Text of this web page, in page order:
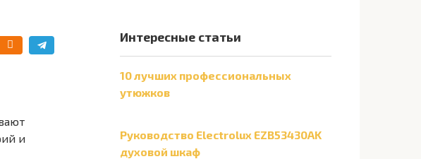
и
Интересные статьи
10 лучших профессиональных
утюжков
Руководство Electrolux EZB53430AK
духовой шкаф